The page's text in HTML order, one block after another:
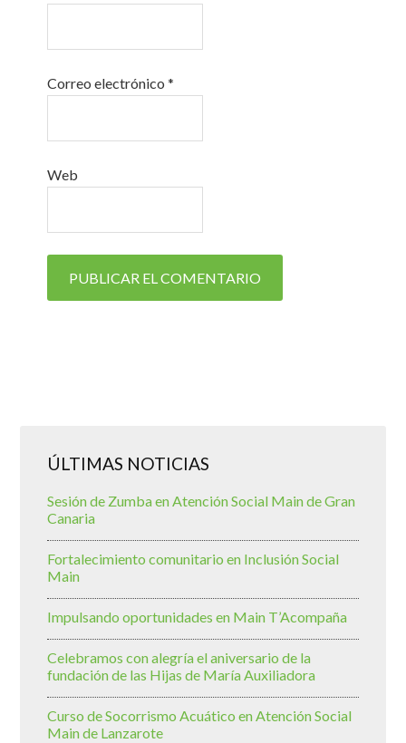
Correo electrónico*
Web
ÚLTIMAS NOTICIAS
Sesión de Zumba en Atención Social Main de Gran
Canaria
Fortalecimiento comunitario en Inclusión Social
Main
Impulsando oportunidades en Main T’Acompaña
Celebramos con alegría el aniversario de la
fundación de las Hijas de María Auxiliadora
Curso de Socorrismo Acuático en Atención Social
Main de Lanzarote